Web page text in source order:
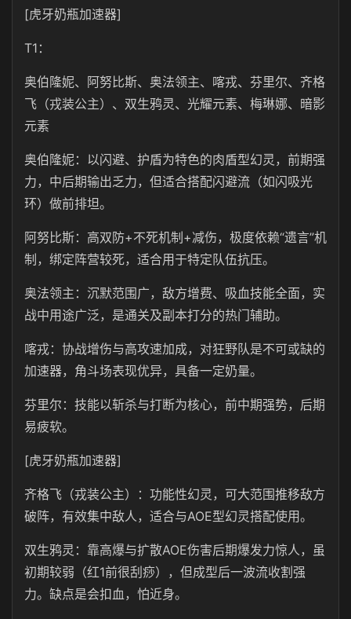
[虎牙奶瓶加速器]
T1：
奥伯隆妮、阿努比斯、奥法领主、喀戎、芬里尔、齐格
飞（戎装公主）、双生鸦灵、光耀元素、梅琳娜、暗影
元素
奥伯隆妮：以闪避、护盾为特色的肉盾型幻灵，前期强
力，中后期输出乏力，但适合搭配闪避流（如闪吸光
环）做前排坦。
阿努比斯：高双防+不死机制+减伤，极度依赖“遗言”机
制，绑定阵营较死，适合用于特定队伍抗压。
奥法领主：沉默范围广，敌方增费、吸血技能全面，实
战中用途广泛，是通关及副本打分的热门辅助。
喀戎：协战增伤与高攻速加成，对狂野队是不可或缺的
加速器，角斗场表现优异，具备一定奶量。
芬里尔：技能以斩杀与打断为核心，前中期强势，后期
易疲软。
[虎牙奶瓶加速器]
齐格飞（戎装公主）：功能性幻灵，可大范围推移敌方
破阵，有效集中敌人，适合与AOE型幻灵搭配使用。
双生鸦灵：靠高爆与扩散AOE伤害后期爆发力惊人，虽
初期较弱（红1前很刮痧），但成型后一波流收割强
力。缺点是会扣血，怕近身。